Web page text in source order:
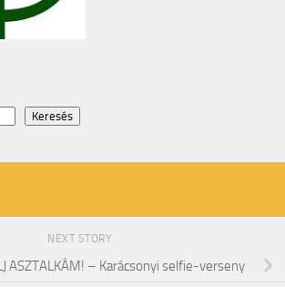
Keresés
NEXT STORY
ASZTALKÁM! – Karácsonyi selfie-verseny